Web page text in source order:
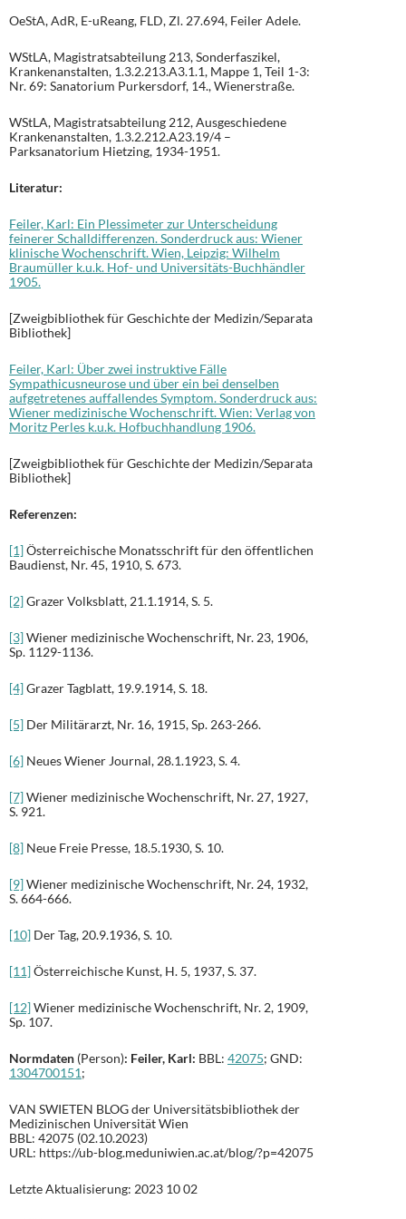
OeStA, AdR, E-uReang, FLD, Zl. 27.694, Feiler Adele.
WStLA, Magistratsabteilung 213, Sonderfaszikel,
Krankenanstalten, 1.3.2.213.A3.1.1, Mappe 1, Teil 1-3:
Nr. 69: Sanatorium Purkersdorf, 14., Wienerstraße.
WStLA, Magistratsabteilung 212, Ausgeschiedene
Krankenanstalten, 1.3.2.212.A23.19/4 –
Parksanatorium Hietzing, 1934-1951.
Literatur:
Feiler, Karl: Ein Plessimeter zur Unterscheidung
feinerer Schalldifferenzen. Sonderdruck aus: Wiener
klinische Wochenschrift. Wien, Leipzig: Wilhelm
Braumüller k.u.k. Hof- und Universitäts-Buchhändler
1905.
[Zweigbibliothek für Geschichte der Medizin/Separata
Bibliothek]
Feiler, Karl: Über zwei instruktive Fälle
Sympathicusneurose und über ein bei denselben
aufgetretenes auffallendes Symptom. Sonderdruck aus:
Wiener medizinische Wochenschrift. Wien: Verlag von
Moritz Perles k.u.k. Hofbuchhandlung 1906.
[Zweigbibliothek für Geschichte der Medizin/Separata
Bibliothek]
Referenzen:
[1]Österreichische Monatsschrift für den öffentlichen
Baudienst, Nr. 45, 1910, S. 673.
[2]Grazer Volksblatt, 21.1.1914, S. 5.
[3]Wiener medizinische Wochenschrift, Nr. 23, 1906,
Sp. 1129-1136.
[4]Grazer Tagblatt, 19.9.1914, S. 18.
[5] Der Militärarzt, Nr. 16, 1915, Sp. 263-266.
[6] Neues Wiener Journal, 28.1.1923, S. 4.
[7]Wiener medizinische Wochenschrift, Nr. 27, 1927,
S. 921.
[8] Neue Freie Presse, 18.5.1930, S. 10.
[9]Wiener medizinische Wochenschrift, Nr. 24, 1932,
S. 664-666.
[10] Der Tag, 20.9.1936, S. 10.
[11]Österreichische Kunst, H. 5, 1937, S. 37.
[12]Wiener medizinische Wochenschrift, Nr. 2, 1909,
Sp. 107.
Normdaten (Person): Feiler, Karl: BBL: 42075; GND:
1304700151;
VAN SWIETEN BLOG der Universitätsbibliothek der
Medizinischen Universität Wien
BBL: 42075 (02.10.2023)
URL: https://ub-blog.meduniwien.ac.at/blog/?p=42075
Letzte Aktualisierung: 2023 10 02